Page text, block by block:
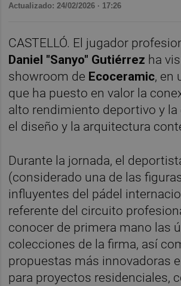
Actualizado: 24/02/2026 · 17:26
CASTELLÓ. El jugador
Daniel "Sanyo" Gutiérrez ha
showroom de Ecoceramic, en
que ha puesto en valor la
alto rendimiento deportivo y la
el diseño y la arquitectura
Durante la jornada, el
(considerado una de las
influyentes del pádel
referente del circuito
conocer de primera mano las
colecciones de la firma, así
propuestas más innovadoras
para proyectos residenciales,